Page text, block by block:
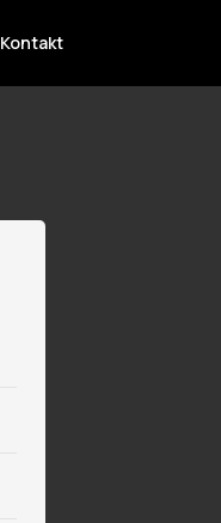
Kontakt